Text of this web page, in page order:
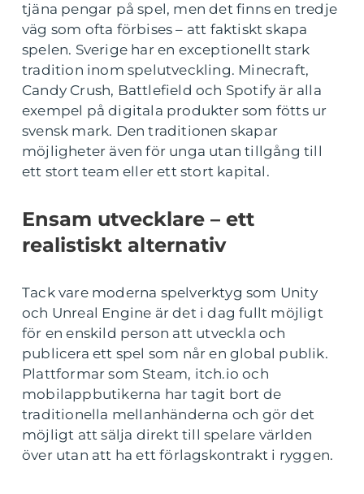
tjäna pengar på spel, men det finns en tredje
väg som ofta förbises – att faktiskt skapa
spelen. Sverige har en exceptionellt stark
tradition inom spelutveckling. Minecraft,
Candy Crush, Battlefield och Spotify är alla
exempel på digitala produkter som fötts ur
svensk mark. Den traditionen skapar
möjligheter även för unga utan tillgång till
ett stort team eller ett stort kapital.
Ensam utvecklare – ett
realistiskt alternativ
Tack vare moderna spelverktyg som Unity
och Unreal Engine är det i dag fullt möjligt
för en enskild person att utveckla och
publicera ett spel som når en global publik.
Plattformar som Steam, itch.io och
mobilappbutikerna har tagit bort de
traditionella mellanhänderna och gör det
möjligt att sälja direkt till spelare världen
över utan att ha ett förlagskontrakt i ryggen.